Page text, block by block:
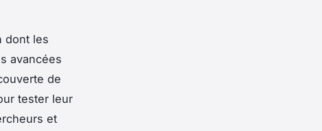
dont les
avancées
de
tester leur
et